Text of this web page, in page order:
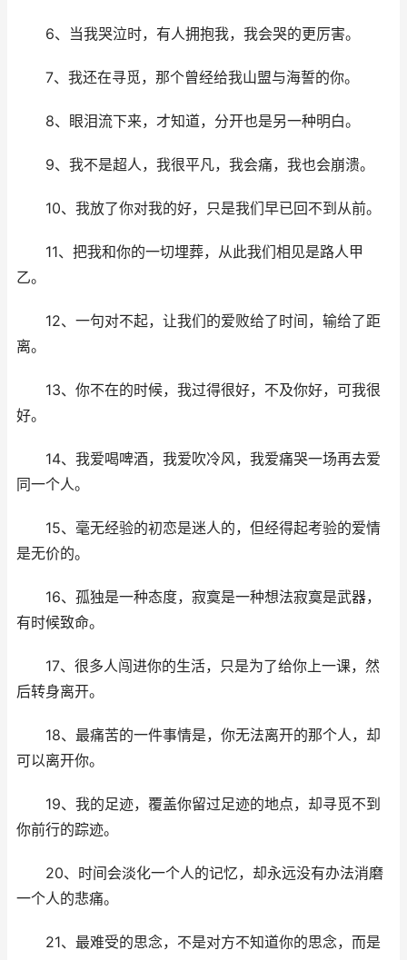
6、当我哭泣时，有人拥抱我，我会哭的更厉害。
7、我还在寻觅，那个曾经给我山盟与海誓的你。
8、眼泪流下来，才知道，分开也是另一种明白。
9、我不是超人，我很平凡，我会痛，我也会崩溃。
10、我放了你对我的好，只是我们早已回不到从前。
11、把我和你的一切埋葬，从此我们相见是路人甲
乙。
12、一句对不起，让我们的爱败给了时间，输给了距
离。
13、你不在的时候，我过得很好，不及你好，可我很
好。
14、我爱喝啤酒，我爱吹冷风，我爱痛哭一场再去爱
同一个人。
15、毫无经验的初恋是迷人的，但经得起考验的爱情
是无价的。
16、孤独是一种态度，寂寞是一种想法寂寞是武器，
有时候致命。
17、很多人闯进你的生活，只是为了给你上一课，然
后转身离开。
18、最痛苦的一件事情是，你无法离开的那个人，却
可以离开你。
19、我的足迹，覆盖你留过足迹的地点，却寻觅不到
你前行的踪迹。
20、时间会淡化一个人的记忆，却永远没有办法消磨
一个人的悲痛。
21、最难受的思念，不是对方不知道你的思念，而是